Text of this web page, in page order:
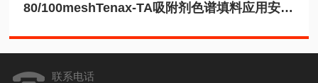
80/100meshTenax-TA吸附剂色谱填料应用安捷伦8890
联系电话